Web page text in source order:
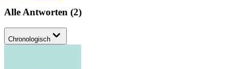
Alle Antworten (2)
Chronologisch